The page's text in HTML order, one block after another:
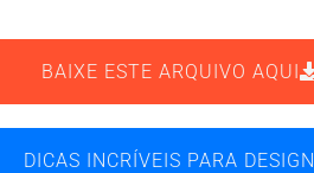
BAIXE ESTE ARQUIVO AQUI
DICAS INCRÍVEIS PARA DESIGN